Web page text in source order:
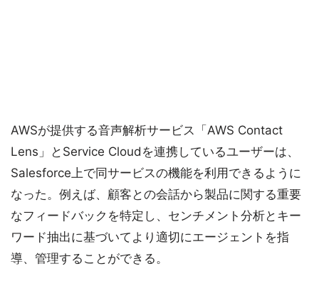
AWSが提供する音声解析サービス「AWS Contact
Lens」とService Cloudを連携しているユーザーは、
Salesforce上で同サービスの機能を利用できるように
なった。例えば、顧客との会話から製品に関する重要
なフィードバックを特定し、センチメント分析とキー
ワード抽出に基づいてより適切にエージェントを指
導、管理することができる。